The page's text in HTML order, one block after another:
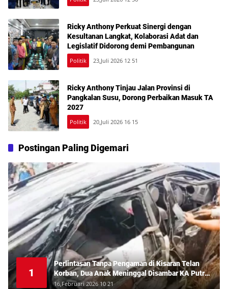
Ricky Anthony Perkuat Sinergi dengan
Kesultanan Langkat, Kolaborasi Adat dan
Legislatif Didorong demi Pembangunan
Politik 23,Juli 2026 12 51
Ricky Anthony Tinjau Jalan Provinsi di
Pangkalan Susu, Dorong Perbaikan Masuk TA
2027
Politik 20,Juli 2026 16 15
Postingan Paling Digemari
1
Perlintasan Tanpa Pengaman di Kisaran Telan
Korban, Dua Anak Meninggal Disambar KA Putri
Deli
16,Februari 2026 10 21